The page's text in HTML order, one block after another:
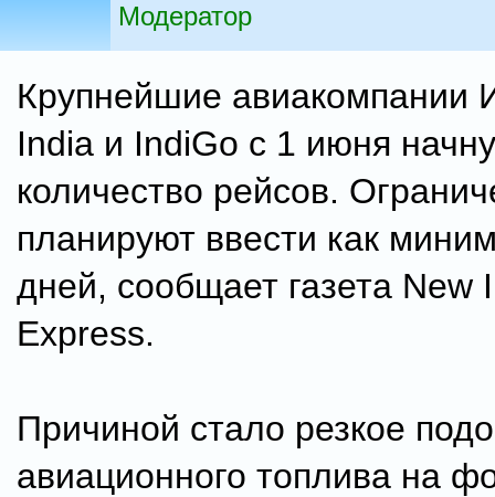
Модератор
Крупнейшие авиакомпании
India и IndiGo с 1 июня
количество рейсов.
планируют ввести как
дней, сообщает газета New
Express.
Причиной стало резкое
авиационного топлива на